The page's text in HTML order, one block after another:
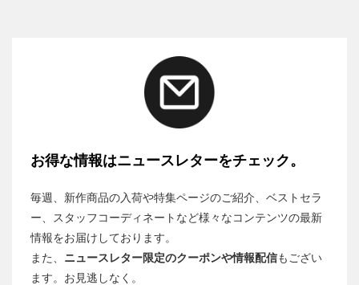
お得な情報はニュースレターをチェック。
毎週、新作商品の入荷や特集ページのご紹介、ベストセラ
ー、スタッフコーディネートなど様々なコンテンツの最新
情報をお届けしております。
また、 ニュースレター限定のクーポンや情報配信もござい
ます。お見逃しなく。